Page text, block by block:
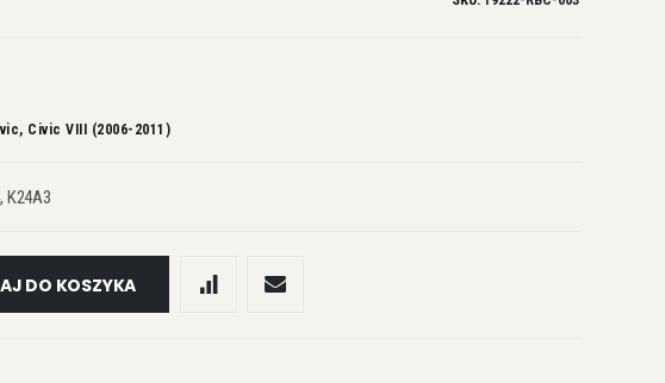
Civic VIII (2006-2011)
K24A3
DO KOSZYKA